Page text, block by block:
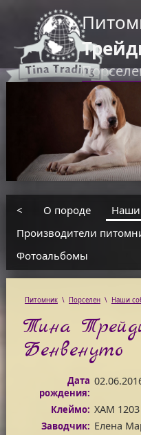
введите текст для поиска
< О породе
Наши
Производители
Фотоальбомы
Питомник \ Порселен \ Наши
Тина
Бенвенуто
Дата
рождения:
Клеймо: XAM 1203
Заводчик: Елена